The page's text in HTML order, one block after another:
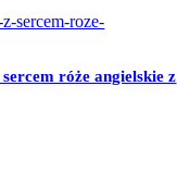
róże angielskie z